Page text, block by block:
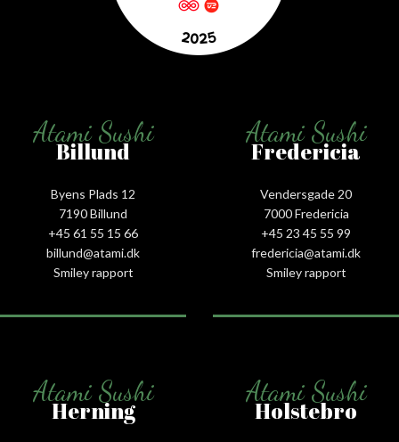
Atami Sushi
Billund
Byens Plads 12
7190 Billund
+45 61 55 15 66‬
billund@atami.dk
Smiley rapport
Atami Sushi
Fredericia
Vendersgade 20
7000 Fredericia
+45 23 45 55 99
fredericia@atami.dk
Smiley rapport
Atami Sushi
Herning
Atami Sushi
Holstebro